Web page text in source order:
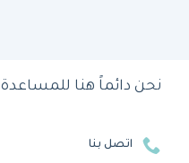
نحن دائماً هنا للمساعدة
اتصل بنا